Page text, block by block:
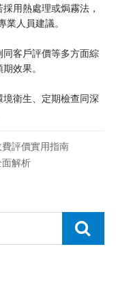
用熱處理或焗霧法，
人員建議。
客戶評價等多方面綜
效果。
衛生、定期檢查同深
評價實用指南
解析